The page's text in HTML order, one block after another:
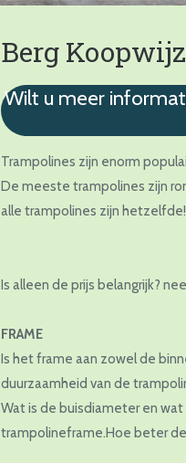
Berg
Wilt u meer
Trampolines zijn enorm
De meeste trampolines zijn
alle trampolines zijn hetzelfde!
Is alleen de prijs belangrijk?
FRAME
Is het frame aan zowel de
duurzaamheid van de
Wat is de buisdiameter en
trampolineframe.Hoe beter